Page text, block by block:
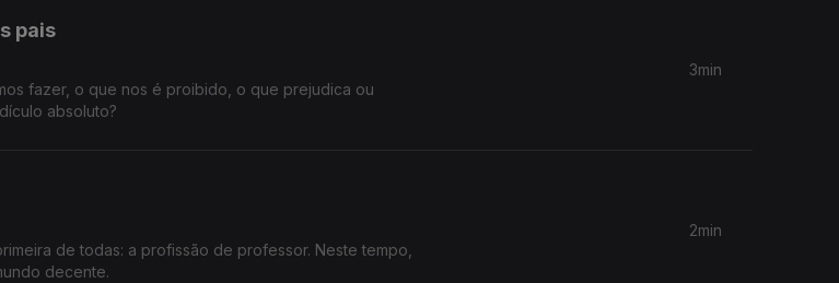
pais
fazer, o que nos é proibido, o que prejudica ou
absoluto?
3min
de todas: a profissão de professor. Neste tempo,
decente.
2min